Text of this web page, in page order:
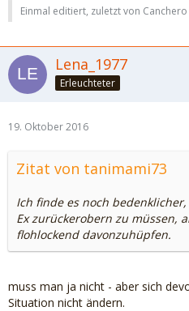
Einmal editiert, zuletzt von Canchero
Lena_1977
Erleuchteter
19. Oktober 2016
Zitat von tanimami73
Ich finde es noch
Ex zurückerobern zu müssen,
flohlockend davonzuhüpfen.
muss man ja nicht - aber sich
Situation nicht ändern.